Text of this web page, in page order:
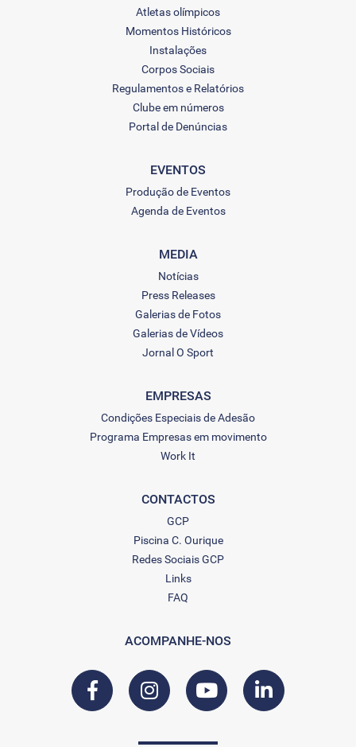
Atletas olímpicos
Momentos Históricos
Instalações
Corpos Sociais
Regulamentos e Relatórios
Clube em números
Portal de Denúncias
EVENTOS
Produção de Eventos
Agenda de Eventos
MEDIA
Notícias
Press Releases
Galerias de Fotos
Galerias de Vídeos
Jornal O Sport
EMPRESAS
Condições Especiais de Adesão
Programa Empresas em movimento
Work It
CONTACTOS
GCP
Piscina C. Ourique
Redes Sociais GCP
Links
FAQ
ACOMPANHE-NOS